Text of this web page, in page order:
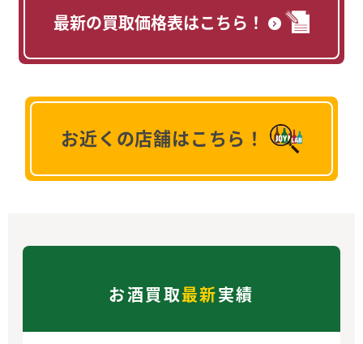
最新の買取価格表はこちら！
お近くの店舗はこちら！
お酒買取最新実績